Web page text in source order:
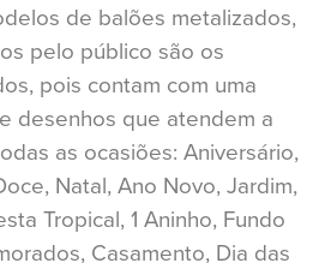
de balões metalizados,
pelo público são os
pois contam com uma
desenhos que atendem a
as ocasiões: Aniversário,
Natal, Ano Novo, Jardim,
Tropical, 1 Aninho, Fundo
Casamento, Dia das